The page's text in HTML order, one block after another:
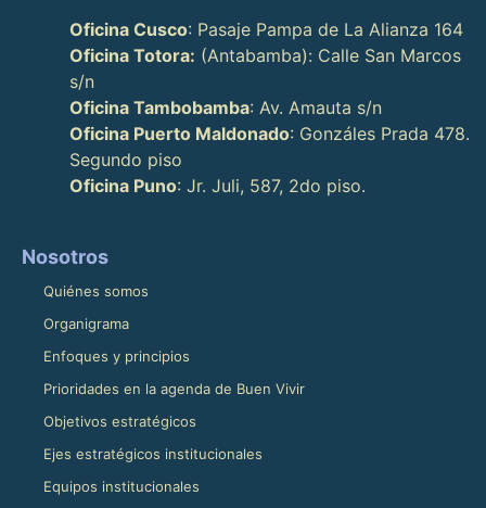
Oficina Cusco: Pasaje Pampa de La Alianza 164
Oficina Totora: (Antabamba): Calle San Marcos
s/n
Oficina Tambobamba: Av. Amauta s/n
Oficina Puerto Maldonado: Gonzáles Prada 478.
Segundo piso
Oficina Puno: Jr. Juli, 587, 2do piso.
Nosotros
Quiénes somos
Organigrama
Enfoques y principios
Prioridades en la agenda de Buen Vivir
Objetivos estratégicos
Ejes estratégicos institucionales
Equipos institucionales